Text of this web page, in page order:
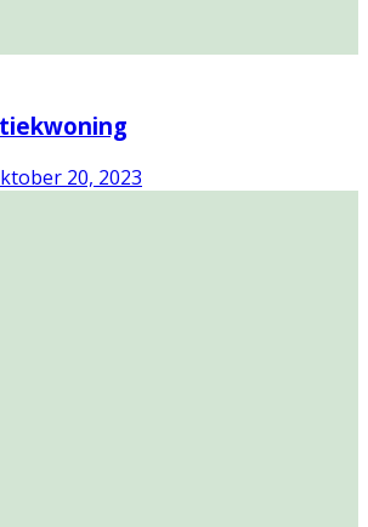
20, 2023